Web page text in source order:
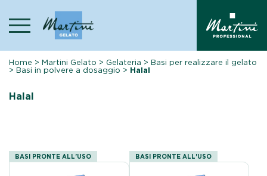
content
Home >Martini Gelato > Gelateria >Basi per realizzare il gelato
>Basi in polvere a dosaggio > Halal
Halal
BASI PRONTE ALL'USO BASI PRONTE ALL'USO